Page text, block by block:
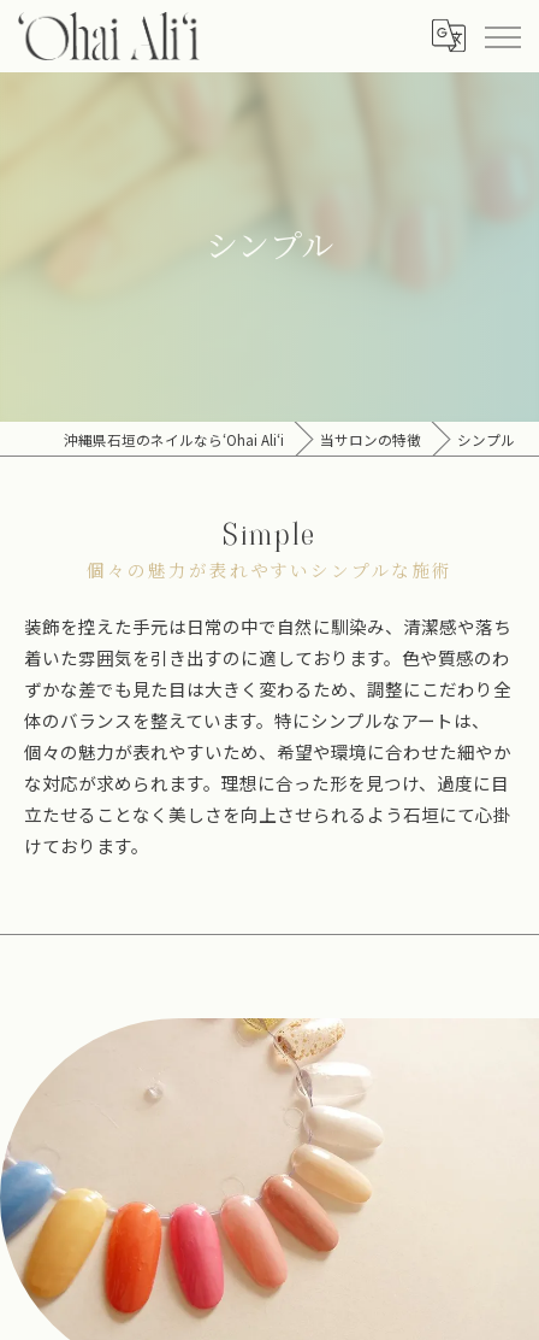
シンプル
沖縄県石垣のネイルなら‘Ohai Ali‘i 当サロンの特徴 シンプル
個々の魅力が表れやすいシンプルな施術
Simple
装飾を控えた手元は日常の中で自然に馴染み、清潔感や落ち
着いた雰囲気を引き出すのに適しております。色や質感のわ
ずかな差でも見た目は大きく変わるため、調整にこだわり全
体のバランスを整えています。特にシンプルなアートは、
個々の魅力が表れやすいため、希望や環境に合わせた細やか
な対応が求められます。理想に合った形を見つけ、過度に目
立たせることなく美しさを向上させられるよう石垣にて心掛
けております。